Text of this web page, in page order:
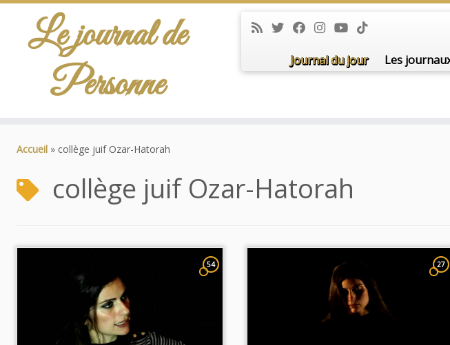
Le journal de
Personne
Journal du jour Les
Accueil » collège juif Ozar-Hatorah
collège juif Ozar-Hatorah
54 27